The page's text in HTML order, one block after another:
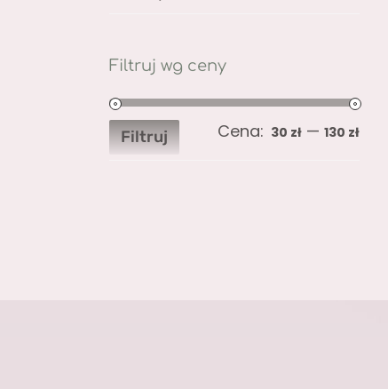
Filtruj wg ceny
Filtruj Cena: 30 zł — 130 zł